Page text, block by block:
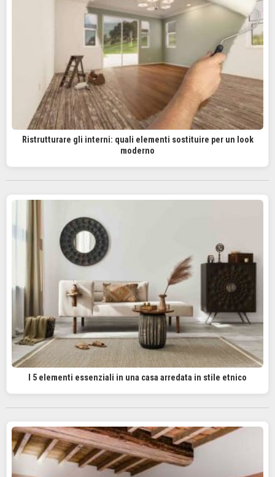
Ristrutturare gli interni: quali elementi sostituire per un look
moderno
I 5 elementi essenziali in una casa arredata in stile etnico